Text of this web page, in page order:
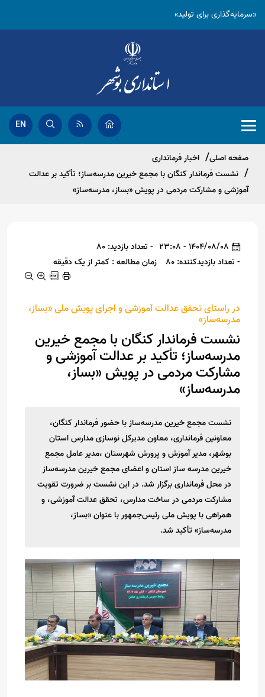
«سرمایه‌گذاری برای تولید»
EN
صفحه اصلی
اخبار فرمانداری
نشست فرماندار کنگان با مجمع خیرین مدرسه‌ساز؛ تأکید بر عدالت
آموزشی و مشارکت مردمی در پویش «بساز، مدرسه‌ساز»
1404/08/08 - 23:08
- تعداد بازدید: 80
- تعداد بازدیدکننده: 80
زمان مطالعه : کمتر از یک دقیقه
در راستای تحقق عدالت آموزشی و اجرای پویش ملی «بساز،
مدرسه‌ساز»
نشست فرماندار کنگان با مجمع خیرین
مدرسه‌ساز؛ تأکید بر عدالت آموزشی و
مشارکت مردمی در پویش «بساز،
مدرسه‌ساز»
نشست مجمع خیرین مدرسه‌ساز با حضور فرماندار کنگان،
معاونین فرمانداری، معاون مدیرکل نوسازی مدارس استان
بوشهر، مدیر آموزش و پرورش شهرستان ،مدیر عامل مجمع
خیرین مدرسه ساز استان و اعضای مجمع خیرین مدرسه‌ساز
در محل فرمانداری برگزار شد. در این نشست بر ضرورت تقویت
مشارکت مردمی در ساخت مدارس، تحقق عدالت آموزشی، و
همراهی با پویش ملی رئیس‌جمهور با عنوان «بساز،
مدرسه‌ساز» تأکید شد.